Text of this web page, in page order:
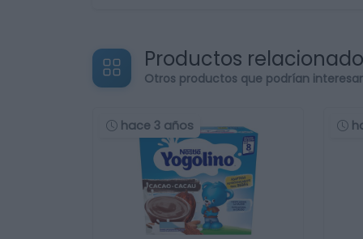
Productos
Otros productos que podrían
hace 3 años